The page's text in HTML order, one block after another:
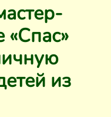
«Спас»
из